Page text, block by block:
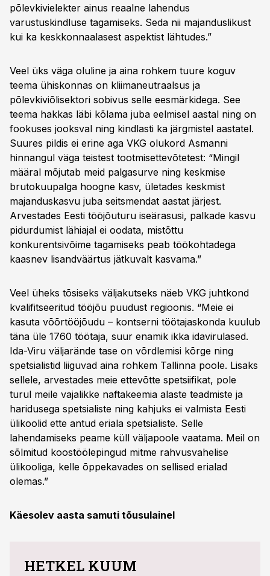
põlevkivielekter ainus reaalne lahendus
varustuskindluse tagamiseks. Seda nii majanduslikust
kui ka keskkonnaalasest aspektist lähtudes.”
Veel üks väga oluline ja aina rohkem tuure koguv
teema ühiskonnas on kliimaneutraalsus ja
põlevkiviõlisektori sobivus selle eesmärkidega. See
teema hakkas läbi kõlama juba eelmisel aastal ning on
fookuses jooksval ning kindlasti ka järgmistel aastatel.
Suures pildis ei erine aga VKG olukord Asmanni
hinnangul väga teistest tootmisettevõtetest: “Mingil
määral mõjutab meid palgasurve ning keskmise
brutokuupalga hoogne kasv, ületades keskmist
majanduskasvu juba seitsmendat aastat järjest.
Arvestades Eesti tööjõuturu iseärasusi, palkade kasvu
pidurdumist lähiajal ei oodata, mistõttu
konkurentsivõime tagamiseks peab töökohtadega
kaasnev lisandväärtus jätkuvalt kasvama.”
Veel üheks tõsiseks väljakutseks näeb VKG juhtkond
kvalifitseeritud tööjõu puudust regioonis. “Meie ei
kasuta võõrtööjõudu – kontserni töötajaskonda kuulub
täna üle 1760 töötaja, suur enamik ikka idavirulased.
Ida-Viru väljarände tase on võrdlemisi kõrge ning
spetsialistid liiguvad aina rohkem Tallinna poole. Lisaks
sellele, arvestades meie ettevõtte spetsiifikat, pole
turul meile vajalikke naftakeemia alaste teadmiste ja
haridusega spetsialiste ning kahjuks ei valmista Eesti
ülikoolid ette antud eriala spetsialiste. Selle
lahendamiseks peame küll väljapoole vaatama. Meil on
sõlmitud koostöölepingud mitme rahvusvahelise
ülikooliga, kelle õppekavades on sellised erialad
olemas.”
Käesolev aasta samuti tõusulainel
HETKEL KUUM